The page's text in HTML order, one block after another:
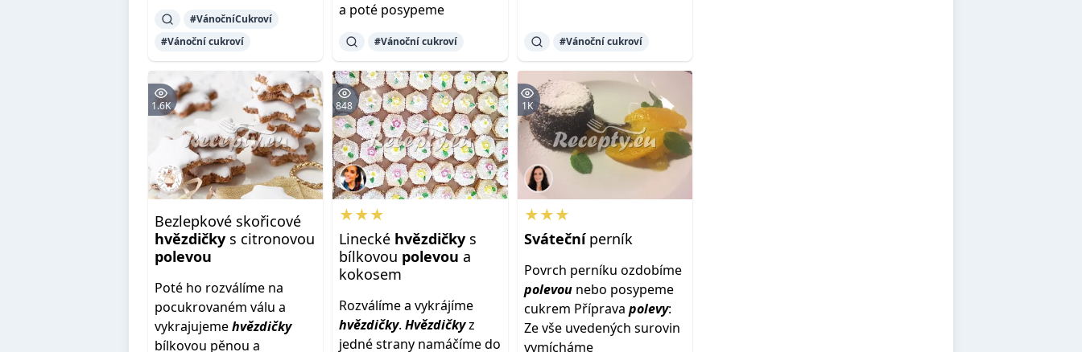
#VánočníCukroví
#Vánoční cukroví
a poté posypeme
#Vánoční cukroví #Vánoční cukroví
1.6K
Bezlepkové skořicové
hvězdičky s citronovou
polevou
Poté ho rozválíme na
pocukrovaném válu a
vykrajujemehvězdičky
bílkovou pěnou a
848
★★★
Linecké hvězdičky s
bílkovou polevou a
kokosem
Rozválíme a vykrájíme
hvězdičky.Hvězdičkyz
jedné strany namáčíme do
1K
★★★
Svátečníperník
Povrch perníku ozdobíme
polevounebo posypeme
cukrem Příprava polevy:
Ze vše uvedených surovin
vymícháme